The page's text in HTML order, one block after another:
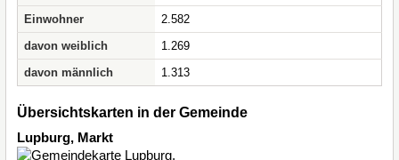
Einwohner
2.582
davon weiblich
1.269
davon männlich
1.313
Übersichtskarten in der Gemeinde
Lupburg, Markt